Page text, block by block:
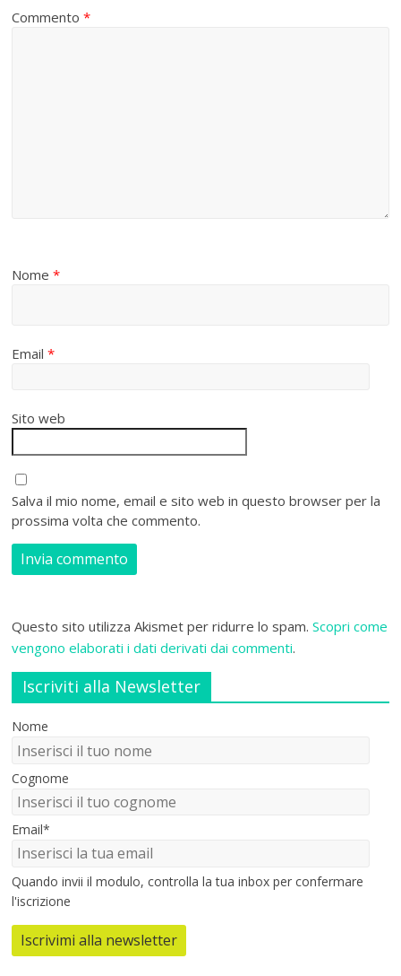
Commento*
Nome*
Email*
Sito web
Salva il mio nome, email e sito web in questo browser per la
prossima volta che commento.
Questo sito utilizza Akismet per ridurre lo spam.Scopri come
vengono elaborati i dati derivati dai commenti.
Iscriviti alla Newsletter
Nome
Cognome
Email*
Quando invii il modulo, controlla la tua inbox per confermare
l'iscrizione
Iscrivimi alla newsletter